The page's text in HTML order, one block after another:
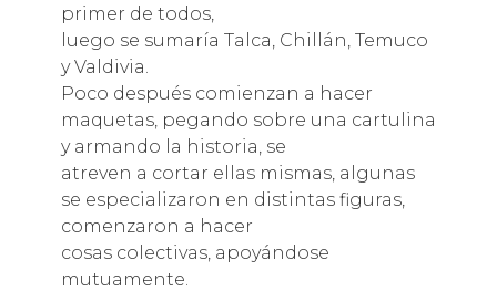
primer de todos,
luego se sumaría Talca, Chillán, Temuco
y Valdivia.
Poco después comienzan a hacer
maquetas, pegando sobre una cartulina
y armando la historia, se
atreven a cortar ellas mismas, algunas
se especializaron en distintas figuras,
comenzaron a hacer
cosas colectivas, apoyándose
mutuamente.